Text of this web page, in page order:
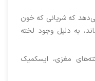
که شریانی که خون
به دلیل وجود لخته
مغزی، ایسکمیک